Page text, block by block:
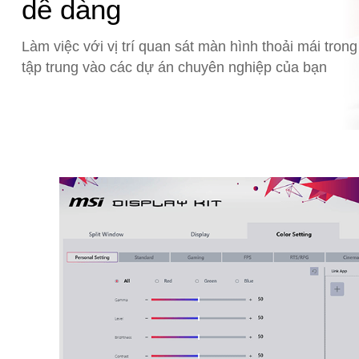
dễ dàng
Làm việc với vị trí quan sát màn hình thoải mái
tập trung vào các dự án chuyên nghiệp của bạn